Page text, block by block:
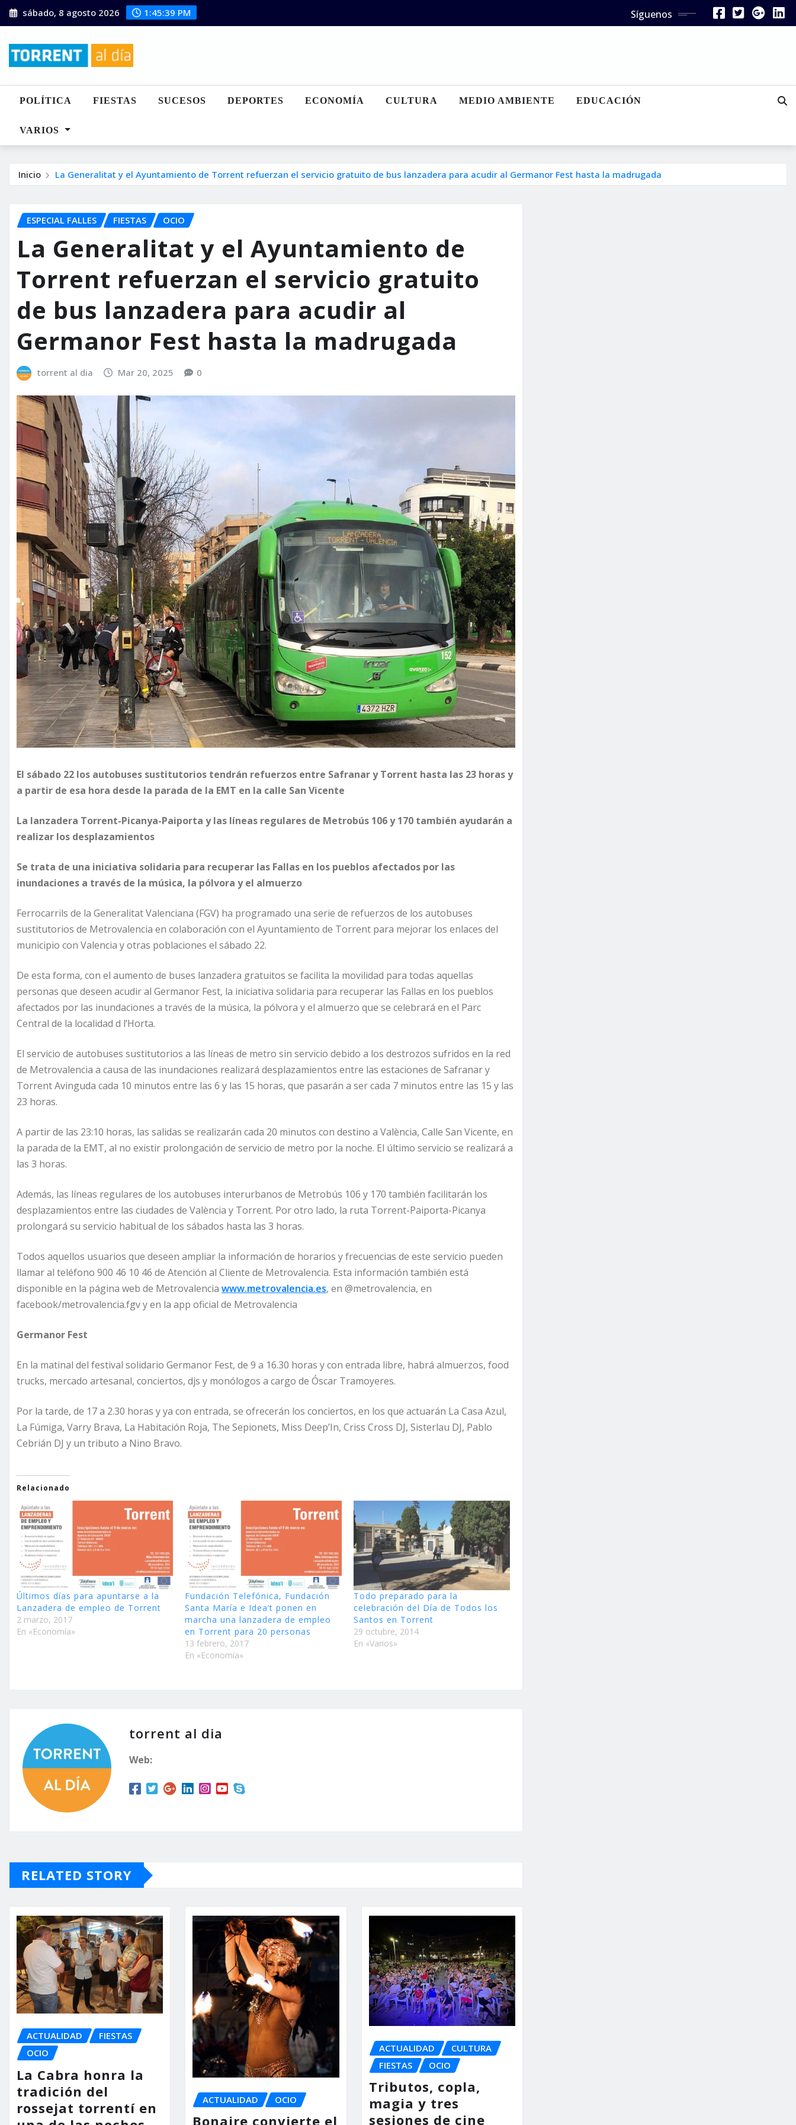
Saltar
al
sábado, 8 agosto 2026 1:45:40 PM Síguenos
POLÍTICA FIESTAS SUCESOS DEPORTES ECONOMÍA CULTURA MEDIO AMBIENTE EDUCACIÓN
VARIOS
Inicio La Generalitat y el Ayuntamiento de Torrent refuerzan el servicio gratuito de bus lanzadera para acudir al Germanor Fest hasta la madrugada
ESPECIAL FALLES FIESTAS OCIO
La Generalitat y el Ayuntamiento de
Torrent refuerzan el servicio gratuito
de bus lanzadera para acudir al
Germanor Fest hasta la madrugada
torrent al dia Mar 20, 2025 0
El sábado 22 los autobuses sustitutorios tendrán refuerzos entre Safranar y Torrent hasta las 23 horas y
a partir de esa hora desde la parada de la EMT en la calle San Vicente
La lanzadera Torrent-Picanya-Paiporta y las líneas regulares de Metrobús 106 y 170 también ayudarán a
realizar los desplazamientos
Se trata de una iniciativa solidaria para recuperar las Fallas en los pueblos afectados por las
inundaciones a través de la música, la pólvora y el almuerzo
Ferrocarrils de la Generalitat Valenciana (FGV) ha programado una serie de refuerzos de los autobuses
sustitutorios de Metrovalencia en colaboración con el Ayuntamiento de Torrent para mejorar los enlaces del
municipio con Valencia y otras poblaciones el sábado 22.
De esta forma, con el aumento de buses lanzadera gratuitos se facilita la movilidad para todas aquellas
personas que deseen acudir al Germanor Fest, la iniciativa solidaria para recuperar las Fallas en los pueblos
afectados por las inundaciones a través de la música, la pólvora y el almuerzo que se celebrará en el Parc
Central de la localidad d l’Horta.
El servicio de autobuses sustitutorios a las líneas de metro sin servicio debido a los destrozos sufridos en la red
de Metrovalencia a causa de las inundaciones realizará desplazamientos entre las estaciones de Safranar y
Torrent Avinguda cada 10 minutos entre las 6 y las 15 horas, que pasarán a ser cada 7 minutos entre las 15 y las
23 horas.
A partir de las 23:10 horas, las salidas se realizarán cada 20 minutos con destino a València, Calle San Vicente, en
la parada de la EMT, al no existir prolongación de servicio de metro por la noche. El último servicio se realizará a
las 3 horas.
Además, las líneas regulares de los autobuses interurbanos de Metrobús 106 y 170 también facilitarán los
desplazamientos entre las ciudades de València y Torrent. Por otro lado, la ruta Torrent-Paiporta-Picanya
prolongará su servicio habitual de los sábados hasta las 3 horas.
Todos aquellos usuarios que deseen ampliar la información de horarios y frecuencias de este servicio pueden
llamar al teléfono 900 46 10 46 de Atención al Cliente de Metrovalencia. Esta información también está
disponible en la página web de Metrovalencia www.metrovalencia.es, en @metrovalencia, en
facebook/metrovalencia.fgv y en la app oficial de Metrovalencia
Germanor Fest
En la matinal del festival solidario Germanor Fest, de 9 a 16.30 horas y con entrada libre, habrá almuerzos, food
trucks, mercado artesanal, conciertos, djs y monólogos a cargo de Óscar Tramoyeres.
Por la tarde, de 17 a 2.30 horas y ya con entrada, se ofrecerán los conciertos, en los que actuarán La Casa Azul,
La Fúmiga, Varry Brava, La Habitación Roja, The Sepionets, Miss Deep’In, Criss Cross DJ, Sisterlau DJ, Pablo
Cebrián DJ y un tributo a Nino Bravo.
Relacionado
Últimos días para apuntarse a la
Lanzadera de empleo de Torrent
2 marzo, 2017
En «Economía»
Fundación Telefónica, Fundación
Santa María e Idea’t ponen en
marcha una lanzadera de empleo
en Torrent para 20 personas
13 febrero, 2017
En «Economía»
Todo preparado para la
celebración del Día de Todos los
Santos en Torrent
29 octubre, 2014
En «Varios»
torrent al dia
Web:
RELATED STORY
ACTUALIDAD
FIESTAS
OCIO
La Cabra honra la
tradición del
rossejat torrentí en
ACTUALIDAD OCIO
Bonaire convierte el
ACTUALIDAD
CULTURA
FIESTAS
OCIO
Tributos, copla,
magia y tres
sesiones de cine